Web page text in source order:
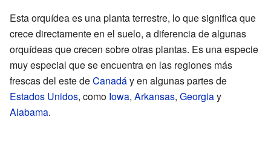
Esta orquídea es una planta terrestre, lo que significa que
crece directamente en el suelo, a diferencia de algunas
orquídeas que crecen sobre otras plantas. Es una especie
muy especial que se encuentra en las regiones más
frescas del este deCanadáy en algunas partes de
Estados Unidos, como Iowa, Arkansas, Georgiay
Alabama.